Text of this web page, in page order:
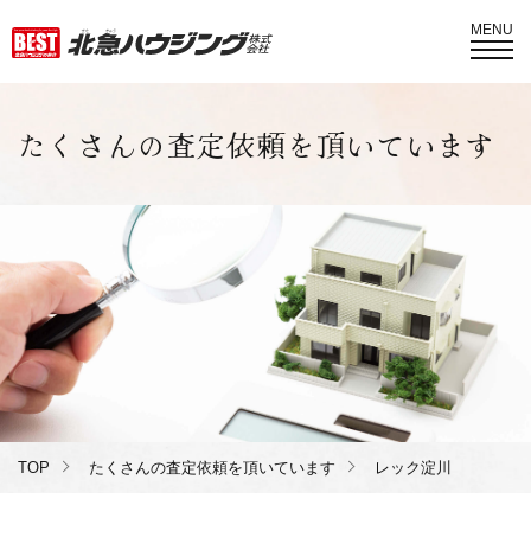
MENU
たくさんの査定依頼を頂いています
TOP たくさんの査定依頼を頂いています レック淀川